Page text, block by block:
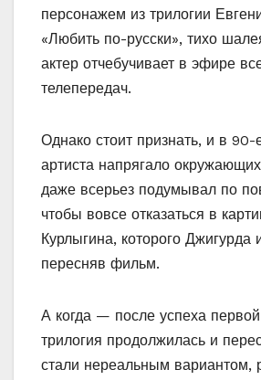
персонажем из трилогии
«Любить по-русски», тихо
актер отчебучивает в эфире
телепередач.
Однако стоит признать, и в
артиста напрягало
даже всерьез подумывал по
чтобы вовсе отказаться в
Курлыгина, которого Джигурда
пересняв фильм.
А когда — после успеха
трилогия продолжилась и
стали нереальным вариантом,